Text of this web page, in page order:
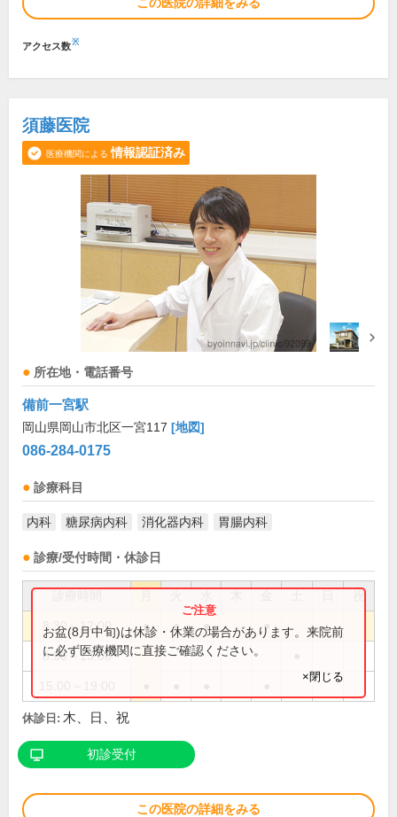
アクセス数※
須藤医院
医療機関による 情報認証済み
所在地・電話番号
備前一宮駅
岡山県岡山市北区一宮117 [地図]
086-284-0175
診療科目
内科 糖尿病内科 消化器内科 胃腸内科
診療/受付時間・休診日
祝
8:30～12:00 ● ● ● ●
8:30～13:00
お盆(8月中旬)は休診・休業の場合があります。来院前
に必ず医療機関に直接ご確認ください。
×閉じる
休診日: 木、日、祝
初診受付
この医院の詳細をみる